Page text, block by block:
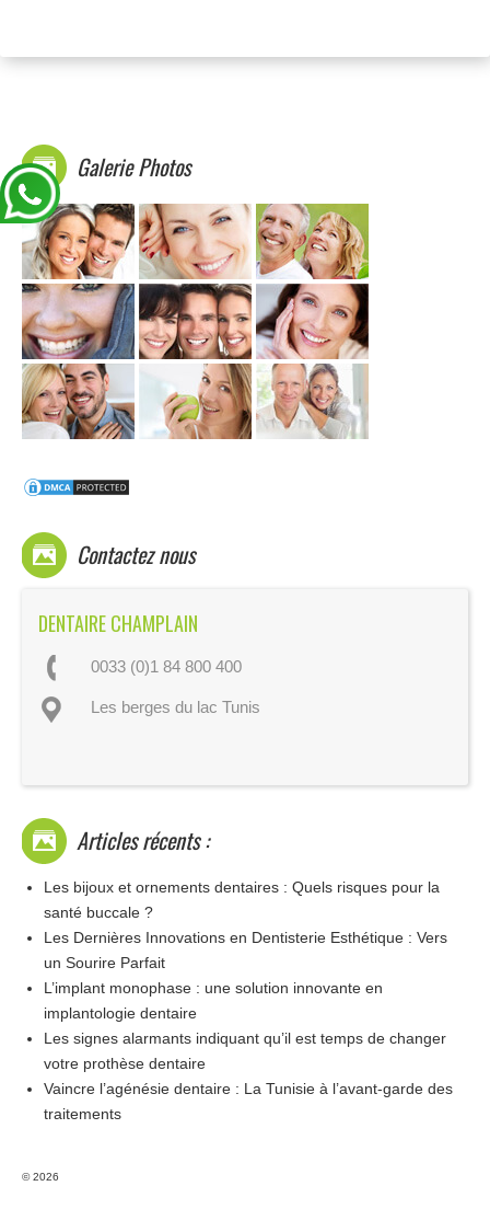
Galerie Photos
Contactez nous
DENTAIRE CHAMPLAIN
0033 (0)1 84 800 400
Les berges du lac Tunis
Articles récents :
Les bijoux et ornements dentaires : Quels risques pour la
santé buccale ?
Les Dernières Innovations en Dentisterie Esthétique : Vers
un Sourire Parfait
L’implant monophase : une solution innovante en
implantologie dentaire
Les signes alarmants indiquant qu’il est temps de changer
votre prothèse dentaire
Vaincre l’agénésie dentaire : La Tunisie à l’avant-garde des
traitements
© 2026